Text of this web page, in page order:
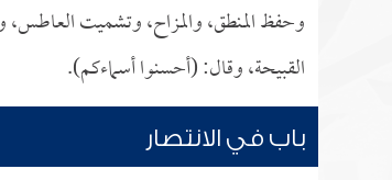
وحفظ المنطق، والمزاح، وتشميت العاطس،
القبيحة، وقال: (أحسنوا أسماءكم).
باب في الانتصار